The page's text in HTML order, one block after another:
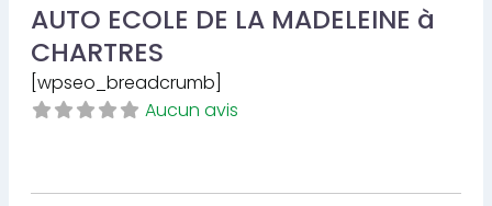
AUTO ECOLE DE LA MADELEINE à
CHARTRES
[wpseo_breadcrumb]
Aucun avis